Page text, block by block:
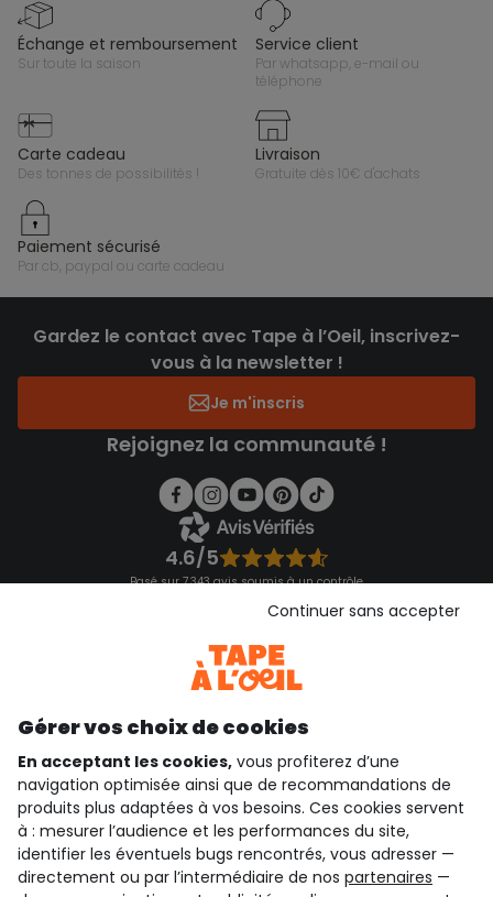
échange et remboursement
sur toute la saison
service client
par whatsapp, e-mail ou
téléphone
carte cadeau
des tonnes de possibilités !
livraison
gratuite dès 10€ d'achats
paiement sécurisé
par cb, paypal ou carte cadeau
Gardez le contact avec Tape à l’Oeil, inscrivez-
vous à la newsletter !
Je m'inscris
Rejoignez la communauté !
4.6/5
Basé sur 7 343 avis soumis à un contrôle
Consulter les CGU
qui sommes-nous ?
besoin d'aide ?
le club fidélité
Gérer vos choix de cookies
En acceptant les cookies, vous profiterez d’une
navigation optimisée ainsi que de recommandations de
produits plus adaptées à vos besoins. Ces cookies servent
à : mesurer l’audience et les performances du site,
identifier les éventuels bugs rencontrés, vous adresser —
directement ou par l’intermédiaire de nos partenaires —
Continuer sans accepter